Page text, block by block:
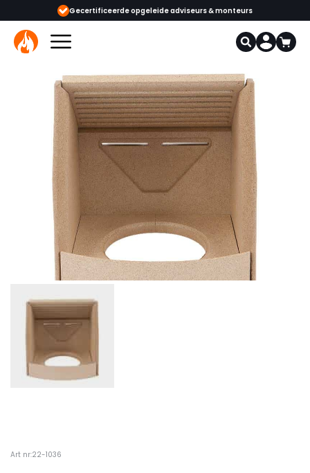
Gecertificeerde opgeleide adviseurs & monteurs
Art nr:22-1036